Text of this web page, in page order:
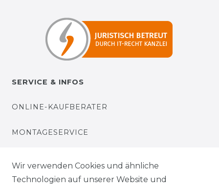
SERVICE & INFOS
ONLINE-KAUFBERATER
MONTAGESERVICE
BEZAHLUNG
Wir verwenden Cookies und ähnliche
Technologien auf unserer Website und